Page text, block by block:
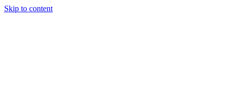
Skip to content